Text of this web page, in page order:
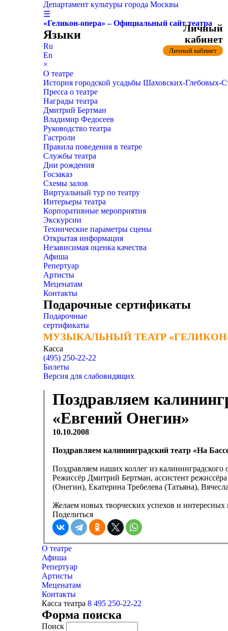
Департамент культуры города Москвы
☰
«Геликон-опера» – Официальный сайт театра
Языки
Ru
En
×
О театре
История городской усадьбы Шаховских-
Пресса о театре
Награды театра
Дмитрий Бертман
Владимир Федосеев
Руководство театра
Гастроли
Правила поведения в театре
Службы театра
Дни рождения
Госзаказ
Схемы залов
Виртуальный тур по театру
Интерьеры театра
Корпоративные мероприятия
Экскурсии
Технические параметры сцены
Открытая информация
Независимая оценка качества
Афиша
Репертуар
Артисты
Меценатам
Контакты
Подарочные сертификаты
Подарочные
сертификаты
МУЗЫКАЛЬНЫЙ ТЕАТР
МУЗЫКАЛЬНЫЙ ТЕАТР
Касса
(495) 250-22-22
Личный
кабинет
Личный кабинет
Билеты
Версия для слабовидящих
Поздравляем
«Евгений Онегин»
10.10.2008
Поздравляем калининградский театр «На
Поздравляем наших коллег из
Режиссёр Дмитрий Бертман, ассистент
(Онегин), Екатерина Требелева (Татьяна),
Желаем новых творческих успехов и интересных
Поделиться
О театре
Афиша
Репертуар
Артисты
Меценатам
Контакты
Касса театра 8 495 250-22-22
Форма поиска
Поиск